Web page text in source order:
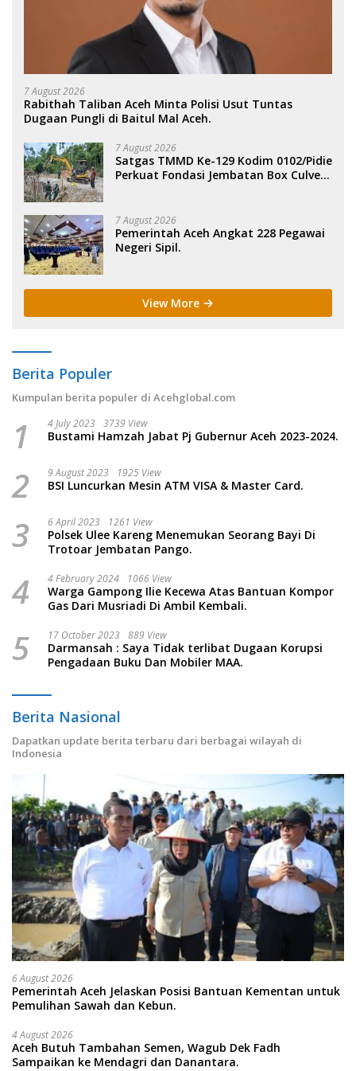
7 August 2026
Rabithah Taliban Aceh Minta Polisi Usut Tuntas
Dugaan Pungli di Baitul Mal Aceh.
7 August 2026
Satgas TMMD Ke-129 Kodim 0102/Pidie
Perkuat Fondasi Jembatan Box Culvert
7 August 2026
Pemerintah Aceh Angkat 228 Pegawai
Negeri Sipil.
View More
Berita Populer
Kumpulan berita populer di Acehglobal.com
1 4 July 2023 3739 View
Bustami Hamzah Jabat Pj Gubernur Aceh 2023-2024.
2 9 August 2023 1925 View
BSI Luncurkan Mesin ATM VISA & Master Card.
3 6 April 2023 1261 View
Polsek Ulee Kareng Menemukan Seorang Bayi Di
Trotoar Jembatan Pango.
4 4 February 2024 1066 View
Warga Gampong Ilie Kecewa Atas Bantuan Kompor
Gas Dari Musriadi Di Ambil Kembali.
5 17 October 2023 889 View
Darmansah : Saya Tidak terlibat Dugaan Korupsi
Pengadaan Buku Dan Mobiler MAA.
Berita Nasional
Dapatkan update berita terbaru dari berbagai wilayah di
Indonesia
6 August 2026
Pemerintah Aceh Jelaskan Posisi Bantuan Kementan untuk
Pemulihan Sawah dan Kebun.
4 August 2026
Aceh Butuh Tambahan Semen, Wagub Dek Fadh
Sampaikan ke Mendagri dan Danantara.